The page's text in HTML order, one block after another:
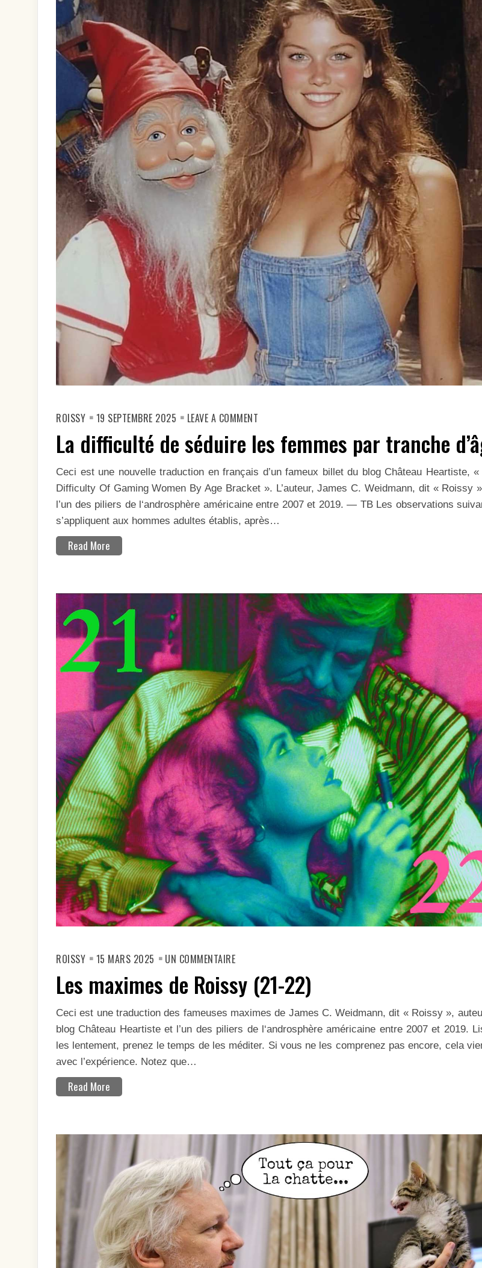
ROISSY 19 SEPTEMBRE 2025 LEAVE A COMMENT
DE
SÉDUIRE
LES
FEMMES
PAR
TRANCHE
D’ÂGE
La difficulté de séduire les femmes par tranche
Ceci est une nouvelle traduction en français d’un fameux billet du blog Château Heartiste, «
Difficulty Of Gaming Women By Age Bracket ». L’auteur, James C. Weidmann, dit « Roissy
l’un des piliers de l‘androsphère américaine entre 2007 et 2019. — TB Les observations
s’appliquent aux hommes adultes établis, après…
Read More
ROISSY 15 MARS 2025 UN COMMENTAIRELES
DE
ROISSY
(21-
22)
Les maximes de Roissy (21-22)
Ceci est une traduction des fameuses maximes de James C. Weidmann, dit « Roissy »,
blog Château Heartiste et l’un des piliers de l‘androsphère américaine entre 2007 et 2019.
les lentement, prenez le temps de les méditer. Si vous ne les comprenez pas encore, cela
avec l’expérience. Notez que…
Read More